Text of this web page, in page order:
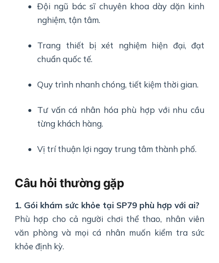
Đội ngũ bác sĩ chuyên khoa dày dặn kinh
nghiệm, tận tâm.
Trang thiết bị xét nghiệm hiện đại, đạt
chuẩn quốc tế.
Quy trình nhanh chóng, tiết kiệm thời gian.
Tư vấn cá nhân hóa phù hợp với nhu cầu
từng khách hàng.
Vị trí thuận lợi ngay trung tâm thành phố.
Câu hỏi thường gặp
1. Gói khám sức khỏe tại SP79 phù hợp với ai?
Phù hợp cho cả người chơi thể thao, nhân viên
văn phòng và mọi cá nhân muốn kiểm tra sức
khỏe định kỳ.